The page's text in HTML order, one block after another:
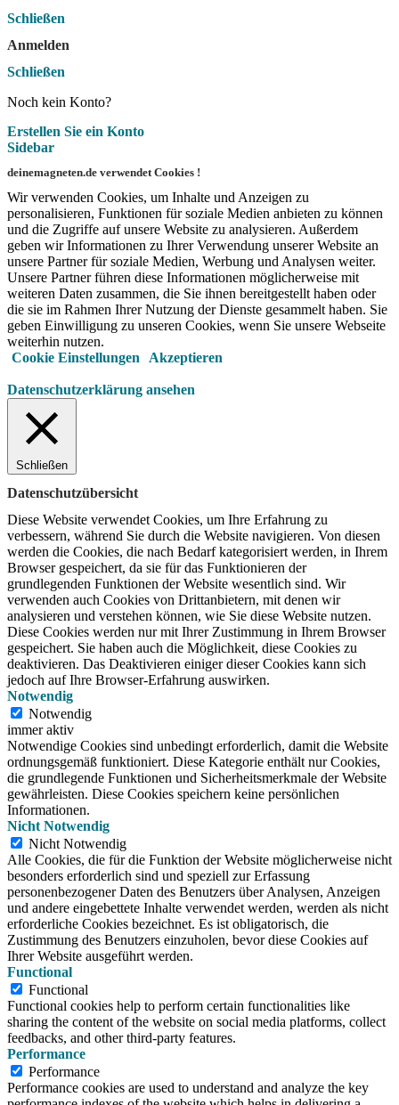
Schließen
Anmelden
Schließen
Noch kein Konto?
Erstellen Sie ein Konto
Sidebar
deinemagneten.de verwendet Cookies !
Wir verwenden Cookies, um Inhalte und Anzeigen zu
personalisieren, Funktionen für soziale Medien anbieten zu können
und die Zugriffe auf unsere Website zu analysieren. Außerdem
geben wir Informationen zu Ihrer Verwendung unserer Website an
unsere Partner für soziale Medien, Werbung und Analysen weiter.
Unsere Partner führen diese Informationen möglicherweise mit
weiteren Daten zusammen, die Sie ihnen bereitgestellt haben oder
die sie im Rahmen Ihrer Nutzung der Dienste gesammelt haben. Sie
geben Einwilligung zu unseren Cookies, wenn Sie unsere Webseite
weiterhin nutzen.
Cookie Einstellungen
Akzeptieren
Datenschutzerklärung ansehen
Schließen
Datenschutzübersicht
Diese Website verwendet Cookies, um Ihre Erfahrung zu
verbessern, während Sie durch die Website navigieren. Von diesen
werden die Cookies, die nach Bedarf kategorisiert werden, in Ihrem
Browser gespeichert, da sie für das Funktionieren der
grundlegenden Funktionen der Website wesentlich sind. Wir
verwenden auch Cookies von Drittanbietern, mit denen wir
analysieren und verstehen können, wie Sie diese Website nutzen.
Diese Cookies werden nur mit Ihrer Zustimmung in Ihrem Browser
gespeichert. Sie haben auch die Möglichkeit, diese Cookies zu
deaktivieren. Das Deaktivieren einiger dieser Cookies kann sich
jedoch auf Ihre Browser-Erfahrung auswirken.
Notwendig
Notwendig
immer aktiv
Notwendige Cookies sind unbedingt erforderlich, damit die Website
ordnungsgemäß funktioniert. Diese Kategorie enthält nur Cookies,
die grundlegende Funktionen und Sicherheitsmerkmale der Website
gewährleisten. Diese Cookies speichern keine persönlichen
Informationen.
Nicht Notwendig
Nicht Notwendig
Alle Cookies, die für die Funktion der Website möglicherweise nicht
besonders erforderlich sind und speziell zur Erfassung
personenbezogener Daten des Benutzers über Analysen, Anzeigen
und andere eingebettete Inhalte verwendet werden, werden als nicht
erforderliche Cookies bezeichnet. Es ist obligatorisch, die
Zustimmung des Benutzers einzuholen, bevor diese Cookies auf
Ihrer Website ausgeführt werden.
Functional
Functional
Functional cookies help to perform certain functionalities like
sharing the content of the website on social media platforms, collect
feedbacks, and other third-party features.
Performance
Performance
Performance cookies are used to understand and analyze the key